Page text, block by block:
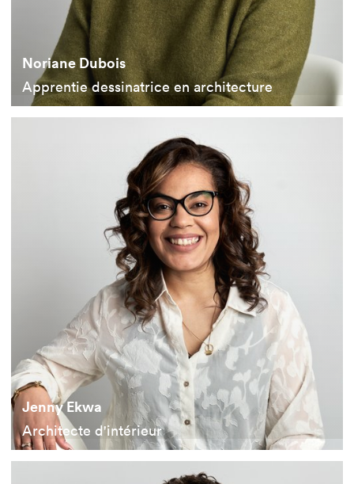
Noriane Dubois
Apprentie dessinatrice en architecture
Jenny Ekwa
Architecte d'intérieur